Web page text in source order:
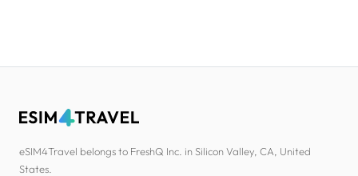
eSIM4Travel belongs to FreshQ Inc. in Silicon Valley, CA, United
States.